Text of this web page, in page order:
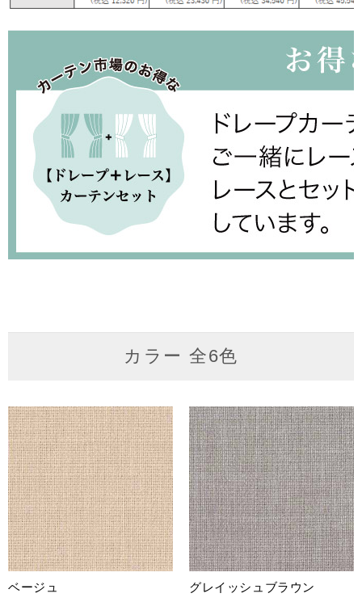
カラー 全6色
ベージュ グレイッシュブラウン